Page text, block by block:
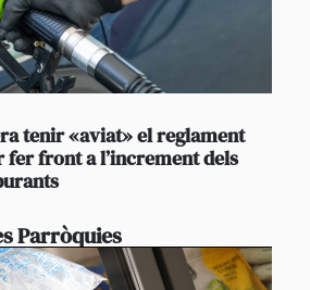
tenir «aviat» el reglament
fer front a l’increment dels
Parròquies